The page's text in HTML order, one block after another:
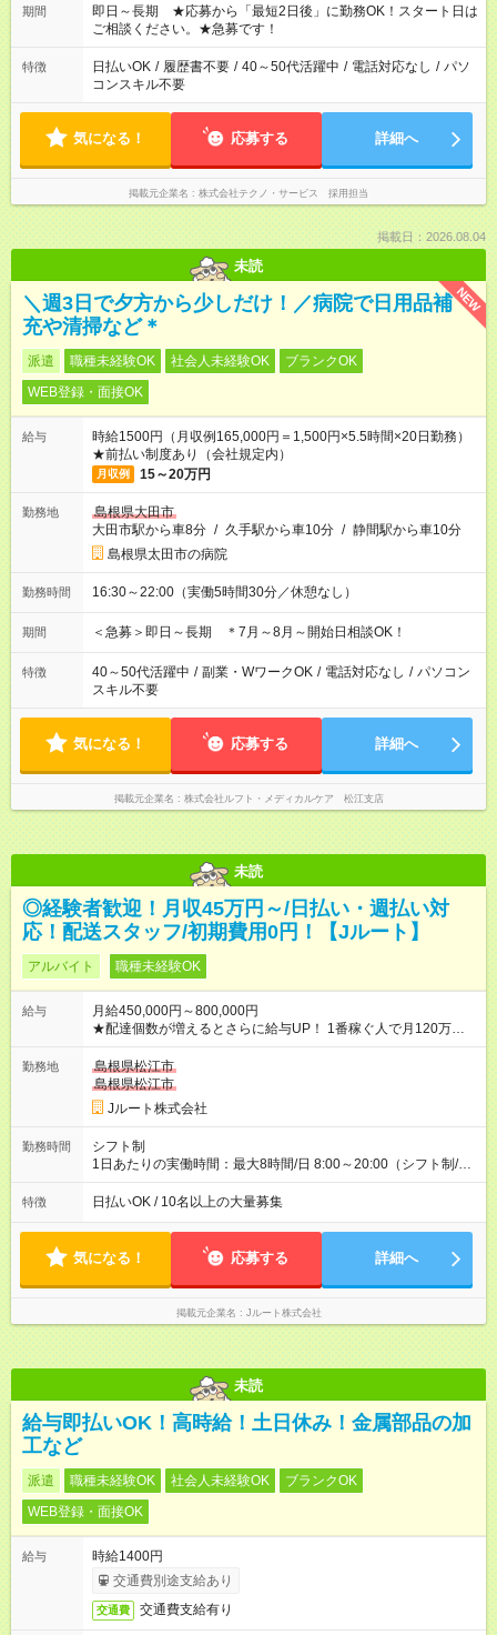
ご希望を教えてください！
期間
即日～長期 ★応募から「最短2日後」に勤務OK！スタート日は
ご相談ください。★急募です！
特徴 日払いOK / 履歴書不要 / 40～50代活躍中 / 電話対応なし / パソ
コンスキル不要
気になる！ 応募する 詳細へ
掲載元企業名 株式会社テクノ・サービス 採用担当
掲載日：2026.08.04
未読
NEW
＼週3日で夕方から少しだけ！／病院で日用品補
充や清掃など＊
派遣 職種未経験OK 社会人未経験OK
ブランクOK
WEB登録・面接OK
給与
時給1500円（月収例165,000円＝1,500円×5.5時間×20日勤務）
★前払い制度あり（会社規定内）
月収例 15～20万円
勤務地
島根県大田市
大田市駅から車8分 / 久手駅から車10分 / 静間駅から車10分
島根県太田市の病院
勤務時間 16:30～22:00（実働5時間30分／休憩なし）
期間 ＜急募＞即日～長期 ＊7月～8月～開始日相談OK！
特徴 40～50代活躍中 / 副業・WワークOK / 電話対応なし / パソコン
スキル不要
気になる！ 応募する 詳細へ
掲載元企業名 株式会社ルフト・メディカルケア 松江支店
未読
◎経験者歓迎！月収45万円～/日払い・週払い対
応！配送スタッフ/初期費用0円！【Jルート】
アルバイト 職種未経験OK
給与
月給450,000円～800,000円
★配達個数が増えるとさらに給与UP！ 1番稼ぐ人で月120万ほ
ど！ ・主要都市エリア 月収55万円／週5日稼働 月収65万~112
万円／週6日稼働 ・地方郊外エリア 月収40万円／週5日稼働 月
収40万円~50万円／週6日稼働 ＜モデルイメージ＞ ■月収50万
円 (27歳男性/江東区在住)※元建築関係 1日150個配達×25日勤務
(日休み) ■月収80万円(43歳男性/墨田区在住)※元営業 1日200個
勤務地
島根県松江市
島根県松江市
Jルート株式会社
勤務時間
シフト制
1日あたりの実働時間：最大8時間/日 8:00～20:00（シフト制/実
働8時間） ※週5日勤務（場所次第では週4も有り） ※配達状況に
よって時間外での勤務可能性有り ※案件により多少の前後あり
特徴 日払いOK / 10名以上の大量募集
気になる！ 応募する 詳細へ
掲載元企業名 Jルート株式会社
未読
給与即払いOK！高時給！土日休み！金属部品の加
工など
派遣 職種未経験OK 社会人未経験OK
ブランクOK
WEB登録・面接OK
給与
時給1400円
交通費別途支給あり
交通費 交通費支給有り